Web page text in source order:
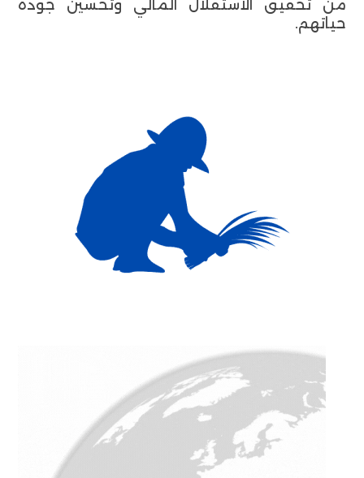
من تحقيق الاستقلال المالي وتحسين جودة
حياتهم.